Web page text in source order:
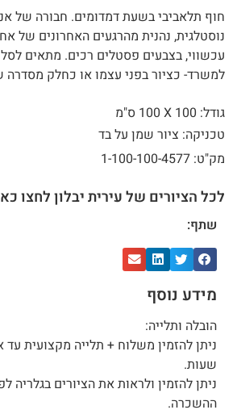
חוף תלאביבי בשעת דמדומים. חבורה של
נוסטלגית, נהנית מהרגעים האחרונים של
עכשווי, בצבעים פסטלים רכים. מתאים
למשרד- כציור בפני עצמו או כחלק מסדרה של 2
גודל: 100 X
100 ס"מ
טכניקה: ציור שמן על בד
מק"ט: 1-100-100-4577
לכל הציורים של עירית יבלון לחצו
שתף:
מידע נוסף
הובלה ותלייה:
שעות.
ניתן להזמין ולראות את הציורים בגלריה
ההשכרה.